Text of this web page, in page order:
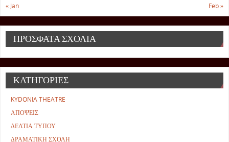
« Jan Feb »
ΠΡΟΣΦΑΤΑ ΣΧΟΛΙΑ
ΚΑΤΗΓΟΡΙΕΣ
KYDONIA THEATRE
ΑΠΟΨΕΙΣ
ΔΕΛΤΙΑ ΤΥΠΟΥ
ΔΡΑΜΑΤΙΚΗ ΣΧΟΛΗ